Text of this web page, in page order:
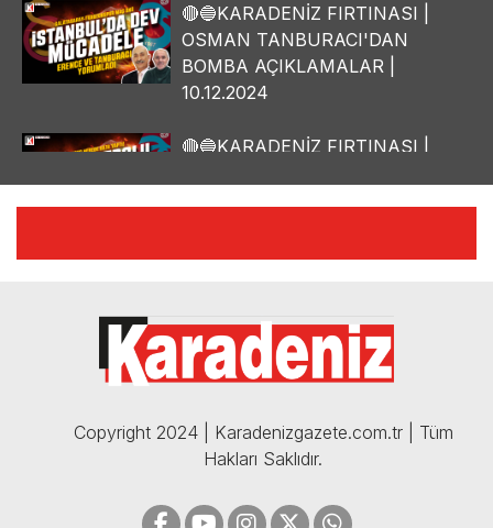
🔴🔵KARADENİZ FIRTINASI |
OSMAN TANBURACI'DAN
BOMBA AÇIKLAMALAR |
10.12.2024
🔴🔵KARADENİZ FIRTINASI |
🔴🔵KARADENİZ FIRTINASI |
05.12.2024
Copyright 2024 | Karadenizgazete.com.tr | Tüm
Hakları Saklıdır.